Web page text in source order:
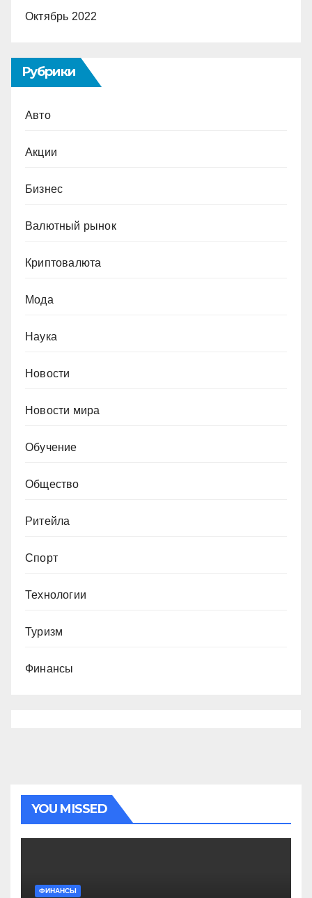
Октябрь 2022
Рубрики
Авто
Акции
Бизнес
Валютный рынок
Криптовалюта
Мода
Наука
Новости
Новости мира
Обучение
Общество
Ритейла
Спорт
Технологии
Туризм
Финансы
YOU MISSED
ФИНАНСЫ